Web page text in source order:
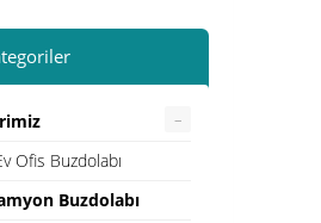
–
Ofis Buzdolabı
Buzdolabı